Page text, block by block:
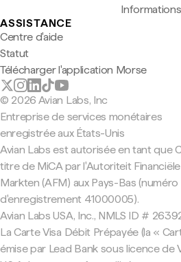
ASSISTANCE
Centre d'aide
Statut
Télécharger l'application Morse
© 2026 Avian Labs, Inc
Entreprise de services monétaires
enregistrée aux États-Unis
Avian Labs est autorisée en tant que
titre de MiCA par l'Autoriteit Financiële
Markten (AFM) aux Pays-Bas (numéro
d'enregistrement 41000005).
Avian Labs USA, Inc., NMLS ID #
La Carte Visa Débit Prépayée (la «
émise par Lead Bank sous licence de